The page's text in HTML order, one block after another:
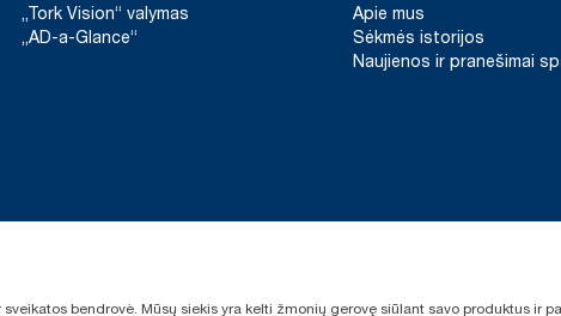
„Tork Vision“ valymas
„AD-a-Glance“
Apie mus
Sėkmės istorijos
Naujienos ir pranešimai
bendrovė. Mūsų siekis yra kelti žmonių gerovę siūlant savo produktus ir